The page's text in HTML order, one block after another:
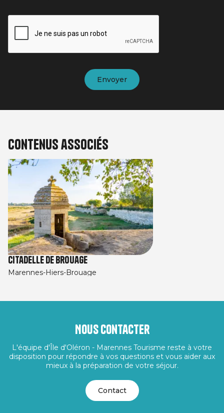
Contenus associés
Citadelle de Brouage
Marennes-Hiers-Brouage
Nous contacter
L'équipe d'Île d'Oléron - Marennes Tourisme reste à votre
disposition pour répondre à vos questions et vous aider aux
mieux à la préparation de votre séjour.
Contact